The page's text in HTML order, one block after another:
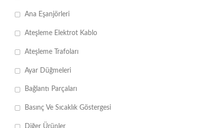
Ana Eşanjörleri
Ateşleme Elektrot Kablo
Ateşleme Trafoları
Ayar Düğmeleri
Bağlantı Parçaları
Basınç Ve Sıcaklık Göstergesi
Diğer Ürünler